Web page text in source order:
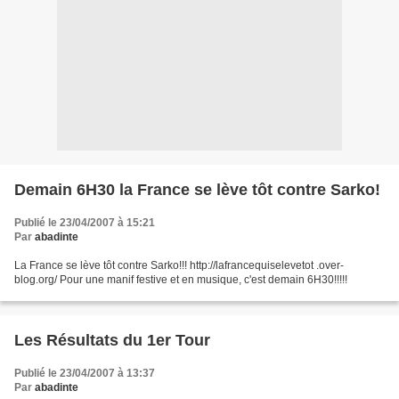
Demain 6H30 la France se lève tôt contre Sarko!
Publié le 23/04/2007 à 15:21
Par abadinte
La France se lève tôt contre Sarko!!! http://lafrancequiselevetot .over-
blog.org/ Pour une manif festive et en musique, c'est demain 6H30!!!!!
Les Résultats du 1er Tour
Publié le 23/04/2007 à 13:37
Par abadinte